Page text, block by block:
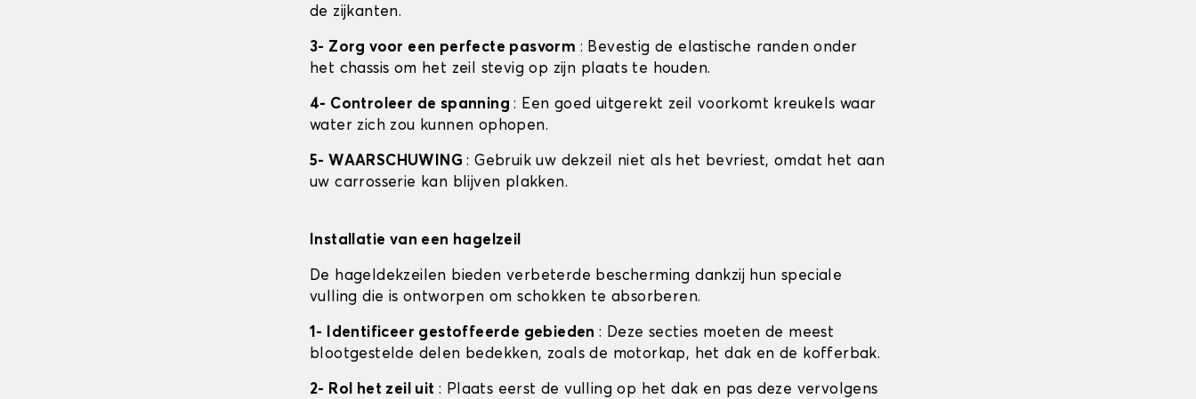
de zijkanten.
3- Zorg voor een perfecte pasvorm : Bevestig de elastische randen onder
het chassis om het zeil stevig op zijn plaats te houden.
4- Controleer de spanning: Een goed uitgerekt zeil voorkomt kreukels waar
water zich zou kunnen ophopen.
5- WAARSCHUWING: Gebruik uw dekzeil niet als het bevriest, omdat het aan
uw carrosserie kan blijven plakken.
Installatie van een hagelzeil
De hageldekzeilen bieden verbeterde bescherming dankzij hun speciale
vulling die is ontworpen om schokken te absorberen.
1- Identificeer gestoffeerde gebieden: Deze secties moeten de meest
blootgestelde delen bedekken, zoals de motorkap, het dak en de kofferbak.
2- Rol het zeil uit : Plaats eerst de vulling op het dak en pas deze vervolgens